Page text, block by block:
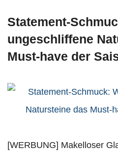
Statement-
ungeschliffene
Must-have der
[WERBUNG] Makelloser